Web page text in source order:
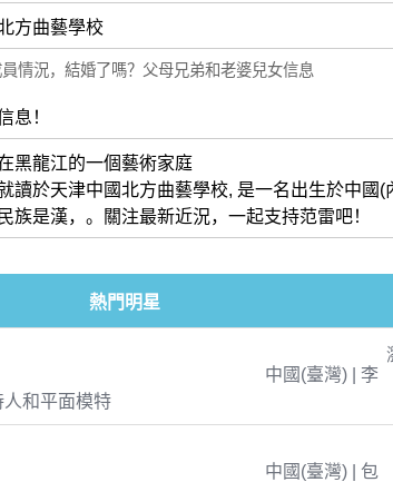
方曲藝學校
情況，結婚了嗎？父母兄弟和老婆兒女信息
息！
黑龍江的一個藝術家庭
讀於天津中國北方曲藝學校, 是一名出生於中國(
族是漢，。關注最新近況，一起支持范雷吧！
熱門明星
中國(臺灣) | 李
和平面模特
中國(臺灣) | 包